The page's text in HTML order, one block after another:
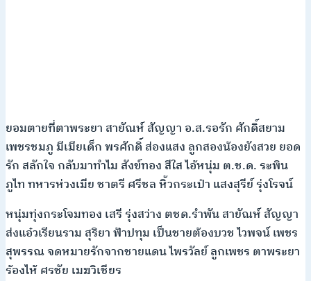
ยอมตายที่ตาพระยา สายัณห์ สัญญา อ.ส.รอรัก ศักดิ์สยาม
เพชรชมภู มีเมียเด็ก พรศักดิ์ ส่องแสง ลูกสองน้องยังสวย ยอด
รัก สลักใจ กลับมาทำไม สังข์ทอง สีใส ไอ้หนุ่ม ต.ช.ด. ระพิน
ภูไท ทหารห่วงเมีย ชาตรี ศรีชล หิ้วกระเป๋า แสงสุรีย์ รุ่งโรจน์
หนุ่มทุ่งกระโจมทอง เสรี รุ่งสว่าง ตชด.รำพัน สายัณห์ สัญญา
ส่งแอ๋วเรียนราม สุริยา ฟ้าปทุม เป็นชายต้องบวช ไวพจน์ เพชร
สุพรรณ จดหมายรักจากชายแดน ไพรวัลย์ ลูกเพชร ตาพระยา
ร้องไห้ ศรชัย เมฆวิเชียร